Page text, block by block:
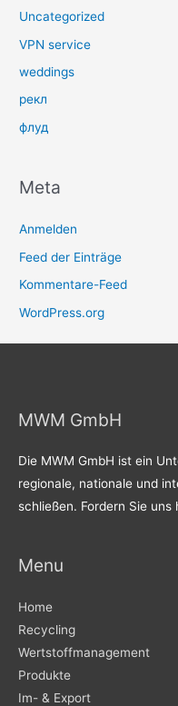
Uncategorized
VPN service
weddings
рекл
флуд
Meta
Anmelden
Feed der Einträge
Kommentare-Feed
WordPress.org
MWM GmbH
Die MWM GmbH ist ein
regionale, nationale und
schließen. Fordern Sie uns
Menu
Home
Recycling
Wertstoffmanagement
Produkte
Im- & Export